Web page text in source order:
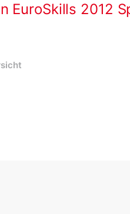
EuroSkills 2012